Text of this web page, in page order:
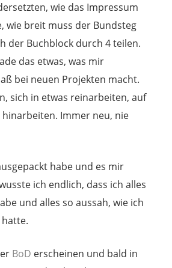
wie das Impressum
wie breit muss der Bundsteg
der Buchblock durch 4 teilen.
das etwas, was mir
bei neuen Projekten macht.
sich in etwas reinarbeiten, auf
hinarbeiten. Immer neu, nie
habe und es mir
ich endlich, dass ich alles
und alles so aussah, wie ich
BoD erscheinen und bald in